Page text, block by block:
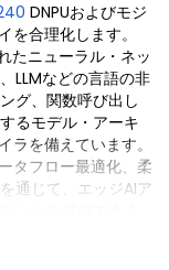
DNPUおよびモジ
を合理化します。
たニューラル・ネッ
LLMなどの言語の非
グ、関数呼び出し
るモデル・アーキ
ラを備えています。
タフロー最適化、柔
通じて、エッジAIア